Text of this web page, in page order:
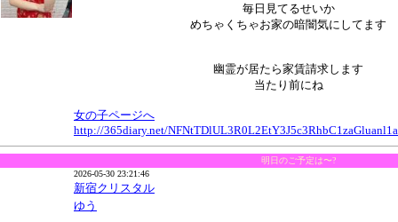
毎日見てるせいか
めちゃくちゃお家の暗闇気にしてます
幽霊が居たら家賃請求します
当たり前にね
女の子ページへ
http://365diary.net/
明日のご予定は〜?
2026-05-30 23:21:46
新宿クリスタル
ゆう